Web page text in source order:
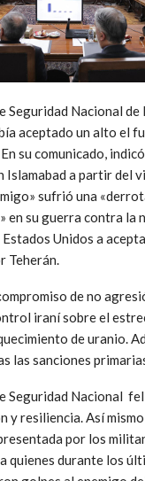
Seguridad Nacional de
aceptado un alto el
su comunicado,
Islamabad a partir del
sufrió una
en su guerra contra la
Unidos a
Teherán.
ompromiso de no
iraní sobre el
de uranio.
las sanciones
Seguridad Nacional
y resiliencia. Así
por los
quienes durante los